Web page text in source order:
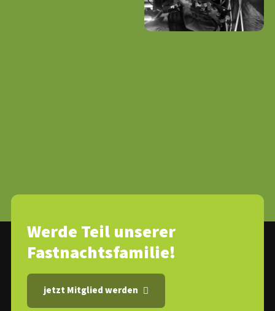
Werde Teil unserer
Fastnachtsfamilie!
jetzt Mitglied werden